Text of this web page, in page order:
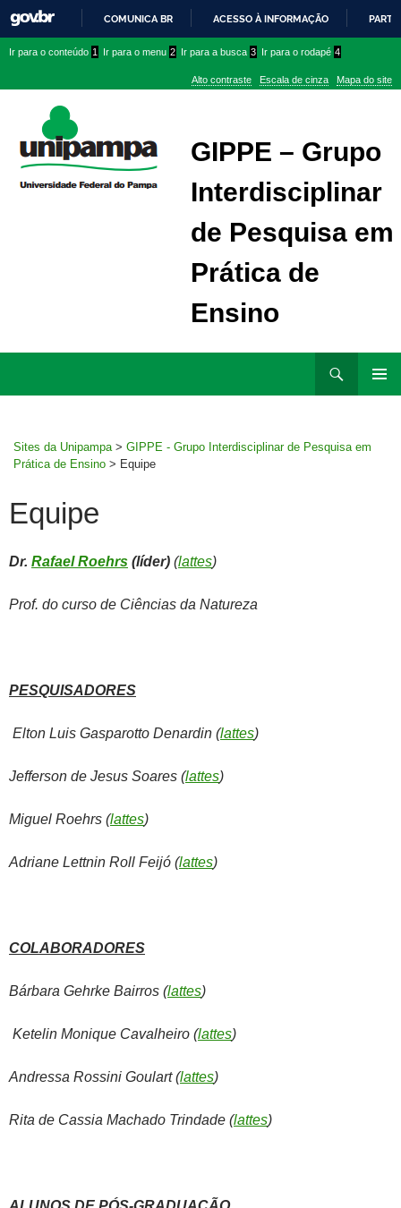
PARA
CONTEÚDO
COMUNICA BR ACESSO À INFORMAÇÃO
conteúdo
menu
superior
menu
Ir para o conteúdo 1 Ir para o menu 2 Ir para a busca 3 Ir para o rodapé 4
Alto contraste Escala de cinza Mapa do site
GIPPE – Grupo
Interdisciplinar
de Pesquisa em
Prática de
Ensino
Sites da Unipampa > GIPPE - Grupo Interdisciplinar de Pesquisa em
Prática de Ensino > Equipe
Equipe
Dr. Rafael Roehrs (líder) (lattes)
Prof. do curso de Ciências da Natureza
PESQUISADORES
Elton Luis Gasparotto Denardin (lattes)
Jefferson de Jesus Soares (lattes)
Miguel Roehrs (lattes)
Adriane Lettnin Roll Feijó (lattes)
COLABORADORES
Bárbara Gehrke Bairros (lattes)
Ketelin Monique Cavalheiro (lattes)
Andressa Rossini Goulart (lattes)
Rita de Cassia Machado Trindade (lattes)